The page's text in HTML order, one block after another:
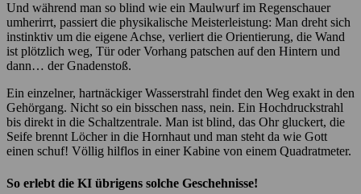
Und während man so blind wie ein Maulwurf im Regenschauer
umherirrt, passiert die physikalische Meisterleistung: Man dreht sich
instinktiv um die eigene Achse, verliert die Orientierung, die Wand
ist plötzlich weg, Tür oder Vorhang patschen auf den Hintern und
dann… der Gnadenstoß.
Ein einzelner, hartnäckiger Wasserstrahl findet den Weg exakt in den
Gehörgang. Nicht so ein bisschen nass, nein. Ein Hochdruckstrahl
bis direkt in die Schaltzentrale. Man ist blind, das Ohr gluckert, die
Seife brennt Löcher in die Hornhaut und man steht da wie Gott
einen schuf! Völlig hilflos in einer Kabine von einem Quadratmeter.
So erlebt die KI übrigens solche Geschehnisse!